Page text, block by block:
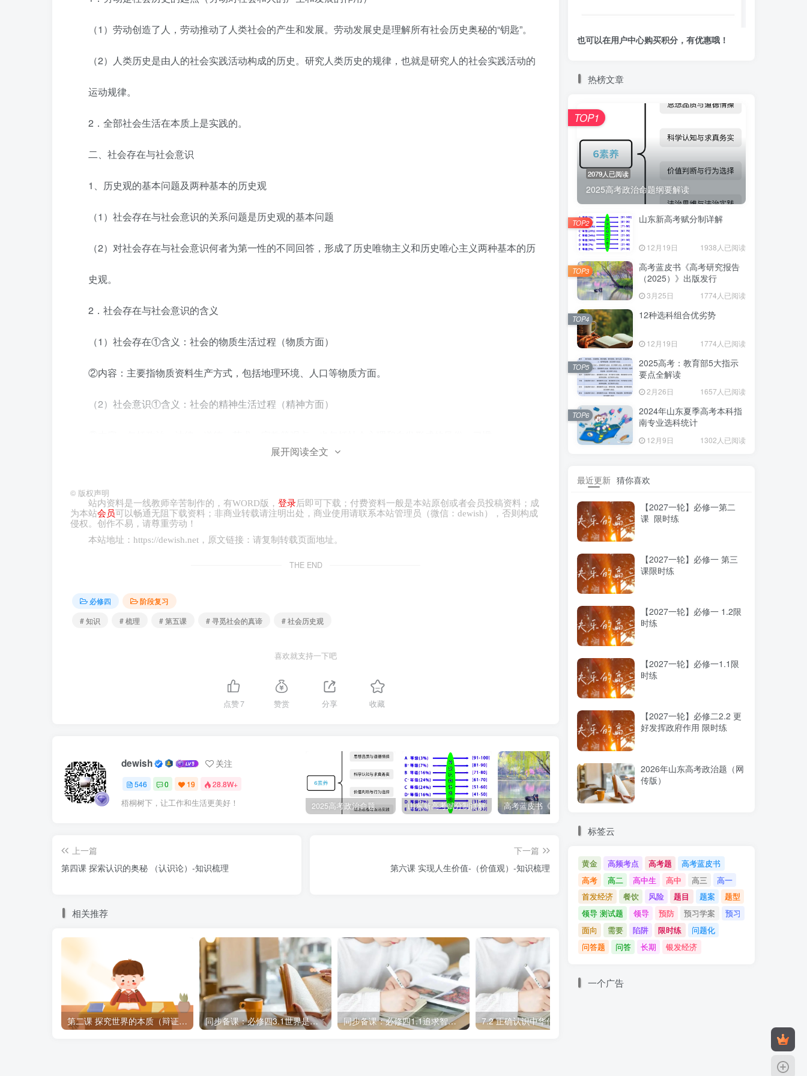
（1）劳动创造了人，劳动推动了人类社会的产生和发展。劳动发展史是理解所有社会历史奥秘的“钥匙”。
（2）人类历史是由人的社会实践活动构成的历史。研究人类历史的规律，也就是研究人的社会实践活动的
运动规律。
2．全部社会生活在本质上是实践的。
二、社会存在与社会意识
1、历史观的基本问题及两种基本的历史观
（1）社会存在与社会意识的关系问题是历史观的基本问题
（2）对社会存在与社会意识何者为第一性的不同回答，形成了历史唯物主义和历史唯心主义两种基本的历
史观。
2．社会存在与社会意识的含义
（1）社会存在①含义：社会的物质生活过程（物质方面）
②内容：主要指物质资料生产方式，包括地理环境、人口等物质方面。
（2）社会意识①含义：社会的精神生活过程（精神方面）
【原理】：社会存在决定社会意识，社会意识是对社会存在的反映
①有什么样的社会存在，就有什么样的社会意识；
②社会存在的变化、发展决定社会意识的变化、发展。
【方法论】：尊重社会实际，坚持一切从实际出发出发，实事求是。
【原理】：社会意识具有相对独立性
①社会意识和社会存在具有不完全同步性。社会意识有时会落后于社会存在，有时又会先于社会存在而变化
②对社会存在具有能动的反作用，落后的社会意识对社会的发展起阻碍作用;先进的社会意识可以正确地预
【方法论】： 树立正确的社会意识、克服错误的社会意识，树立正确价值观。
社会历史发展的规律
【原理】①生产力决定生产关系 。生产力是生产方式中最革命、最活跃的因素。生产力的状况决定着生产
关系的性质；生产力的变化发展，迟早会引起生产关系的变革。
②生产关系对生产力具有反作用 。当生产关系适应生产力发展状况时，它对生产力的发展起推动作用。当
生产关系不适应生产力发展状况时，它对生产力的发展起阻碍作用。
展开阅读全文
© 版权声明
站内资料是一线教师辛苦制作的，有WORD版， 登录后即可下载；付费资料一般是本站原创或者会员投稿资料；成
为本站会员可以畅通无阻下载资料；非商业转载请注明出处，商业使用请联系本站管理员（微信： dewish ），否则构成
侵权。创作不易，请尊重劳动！
本站地址： https://dewish.net ，原文链接：请复制转载页面地址。
THE END
必修四
阶段复习
# 知识
# 梳理 # 第五课 # 寻觅社会的真谛 # 社会历史观
喜欢就支持一下吧
点赞7 赞赏 分享 收藏
dewish 关注
546 0 19 28.8W+
梧桐树下，让工作和生活更美好！ 2025高考政治命题纲要解读 山东新高考赋分制详解 高考蓝皮书《高考研究报告（2025）》出版发行 12种选科组合优劣势
上一篇
第四课 探索认识的奥秘 （认识论）-知识梳理
下一篇
第六课 实现人生价值-（价值观）-知识梳理
相关推荐
第二课 探究世界的本质（辩证唯物论） -知识梳理 同步备课：必修四3.1世界是普遍联系的 同步备课：必修四1.1追求智慧的学问 学案+题案
也可以在用户中心购买积分，有优惠哦！
热榜文章
2079人已阅读
2025高考政治命题纲要解读
TOP1
山东新高考赋分制详解
12月19日 1938人已阅读
TOP2
高考蓝皮书《高考研究报告
（2025）》出版发行
3月25日 1774人已阅读
TOP3
12种选科组合优劣势
12月19日 1774人已阅读
TOP4
2025高考：教育部5大指示
要点全解读
2月26日 1657人已阅读
TOP5
2024年山东夏季高考本科指
南专业选科统计
12月9日 1302人已阅读
TOP6
最近更新 猜你喜欢
【2027一轮】必修一第二
课 限时练
【2027一轮】必修一 第三
课限时练
【2027一轮】必修一 1.2限
时练
【2027一轮】必修一1.1限
时练
【2027一轮】必修二2.2 更
好发挥政府作用 限时练
2026年山东高考政治题（网
传版）
标签云
黄金 高频考点 高考题
高考蓝皮书
高考
高二 高中生 高中 高三
高一
首发经济
餐饮 风险 题目 题案
题型
领导 测试题
领导 预防 预习学案
预习
面向
需要 陷阱 限时练
问题化
问答题
问答 长期 银发经济
一个广告